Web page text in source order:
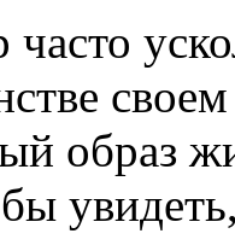
образ